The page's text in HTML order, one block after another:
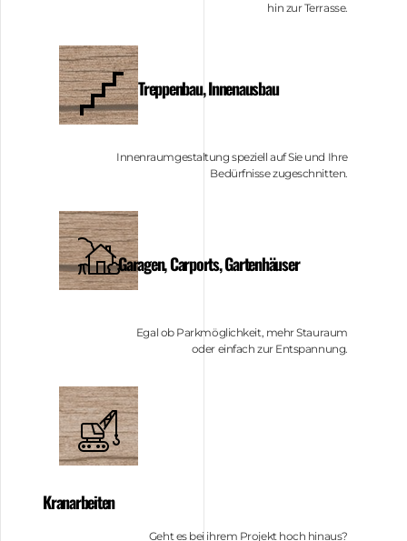
hin zur Terrasse.
Treppenbau, Innenausbau
Innenraumgestaltung speziell auf Sie und Ihre
Bedürfnisse zugeschnitten.
Garagen, Carports, Gartenhäuser
Egal ob Parkmöglichkeit, mehr Stauraum
oder einfach zur Entspannung.
Kranarbeiten
Geht es bei ihrem Projekt hoch hinaus?